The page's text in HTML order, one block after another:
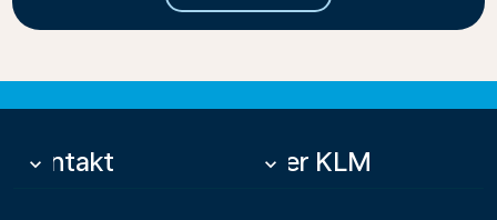
Kontakt
keyboard_arrow_down Über KLM
keyboard_arrow_down